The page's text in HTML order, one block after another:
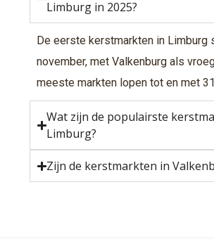
Limburg in 2025?
De eerste kerstmarkten in Limburg
november, met Valkenburg als
meeste markten lopen tot en met
Wat zijn de populairste
Limburg?
Zijn de kerstmarkten in